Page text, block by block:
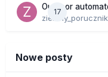
17
Outdoor
zielony_porucznik
Nowe posty